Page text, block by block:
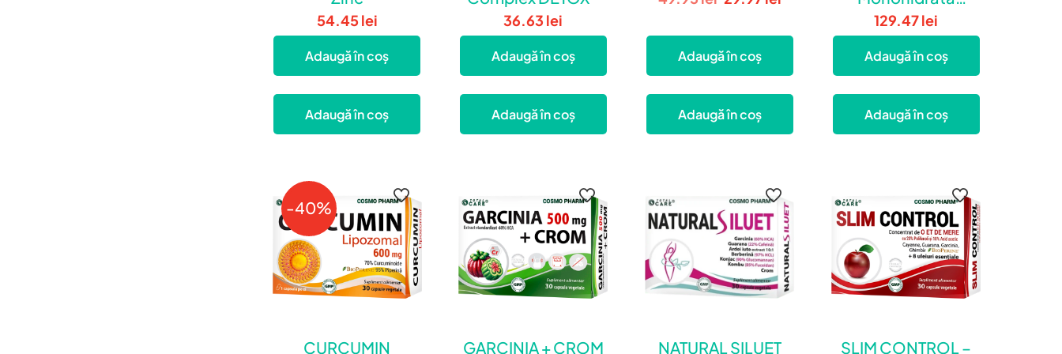
54.45 lei
Adaugă în coș
Adaugă în coș
36.63 lei
Adaugă în coș
Adaugă în coș
a
fost:
49.95 lei.
este:
Adaugă în coș
Adaugă în coș
Creapure® 5 g x 30
plicuri
129.47lei
Adaugă în coș
Adaugă în coș
-40%
CURCUMIN
GARCINIA + CROM NATURAL SILUET
SLIM CONTROL –